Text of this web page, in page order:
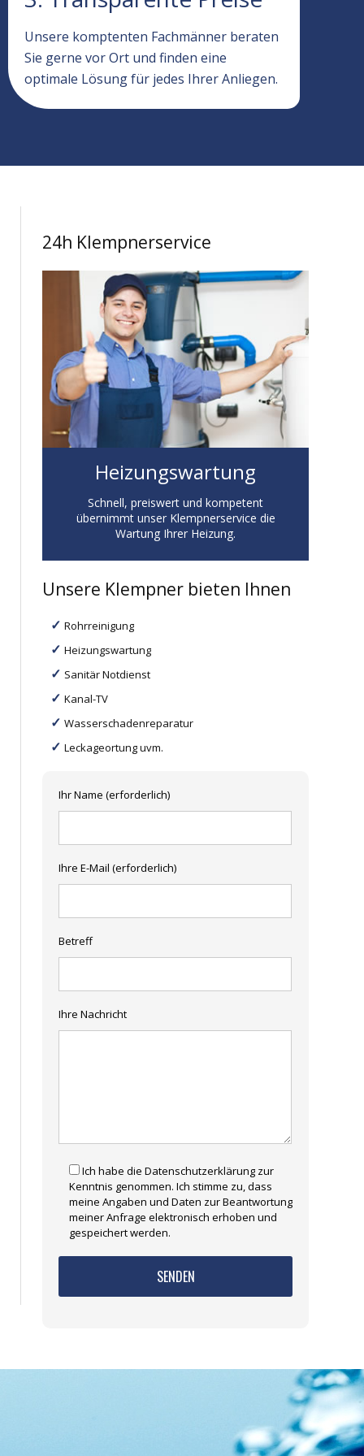
Unsere komptenten Fachmänner beraten
Sie gerne vor Ort und finden eine
optimale Lösung für jedes Ihrer Anliegen.
24h Klempnerservice
Heizungswartung
Schnell, preiswert und kompetent
übernimmt unser Klempnerservice die
Wartung Ihrer Heizung.
Unsere Klempner bieten Ihnen
Rohrreinigung
Heizungswartung
Sanitär Notdienst
Kanal-TV
Wasserschadenreparatur
Leckageortung uvm.
Ihr Name (erforderlich)
Ihre E-Mail (erforderlich)
Betreff
Ihre Nachricht
Ich habe die Datenschutzerklärung zur
Kenntnis genommen. Ich stimme zu, dass
meine Angaben und Daten zur Beantwortung
meiner Anfrage elektronisch erhoben und
gespeichert werden.